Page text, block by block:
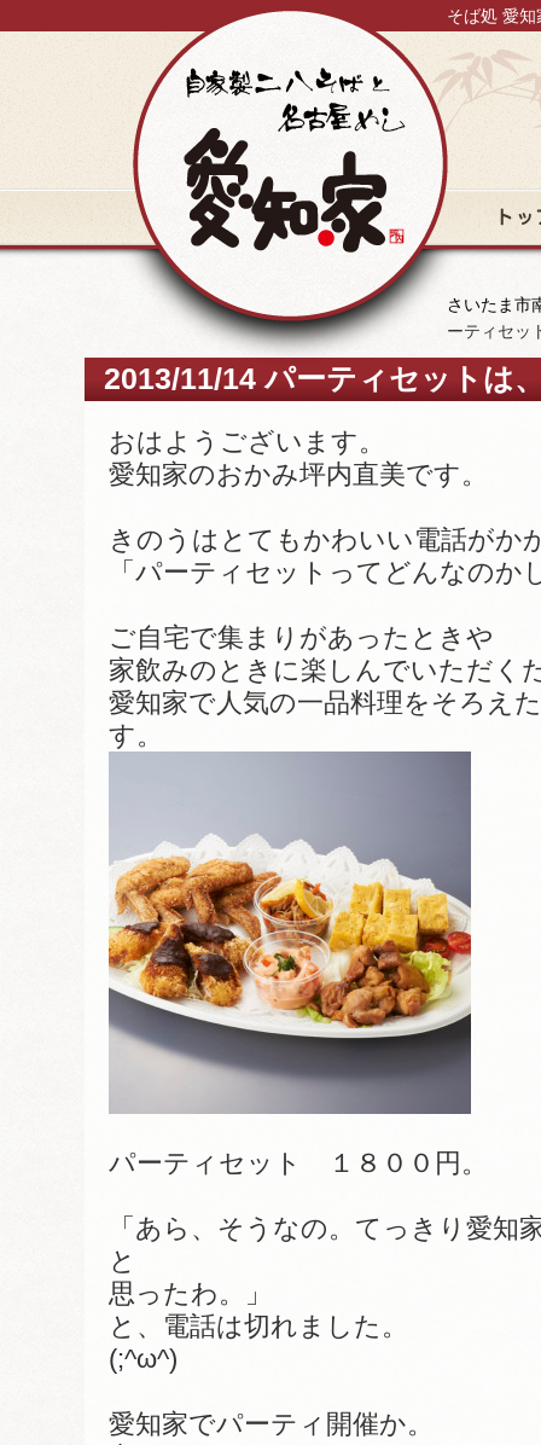
そば処 愛
さいたま市
ーティセッ
2013/11/14 パーティセットは
おはようございます。
愛知家のおかみ坪内直美です。
きのうはとてもかわいい電話がか
「パーティセットってどんなのか
ご自宅で集まりがあったときや
家飲みのときに楽しんでいただく
愛知家で人気の一品料理をそろえ
す。
パーティセット １８００円。
「あら、そうなの。てっきり愛
と
思ったわ。」
と、電話は切れました。
(;^ω^)
愛知家でパーティ開催か。